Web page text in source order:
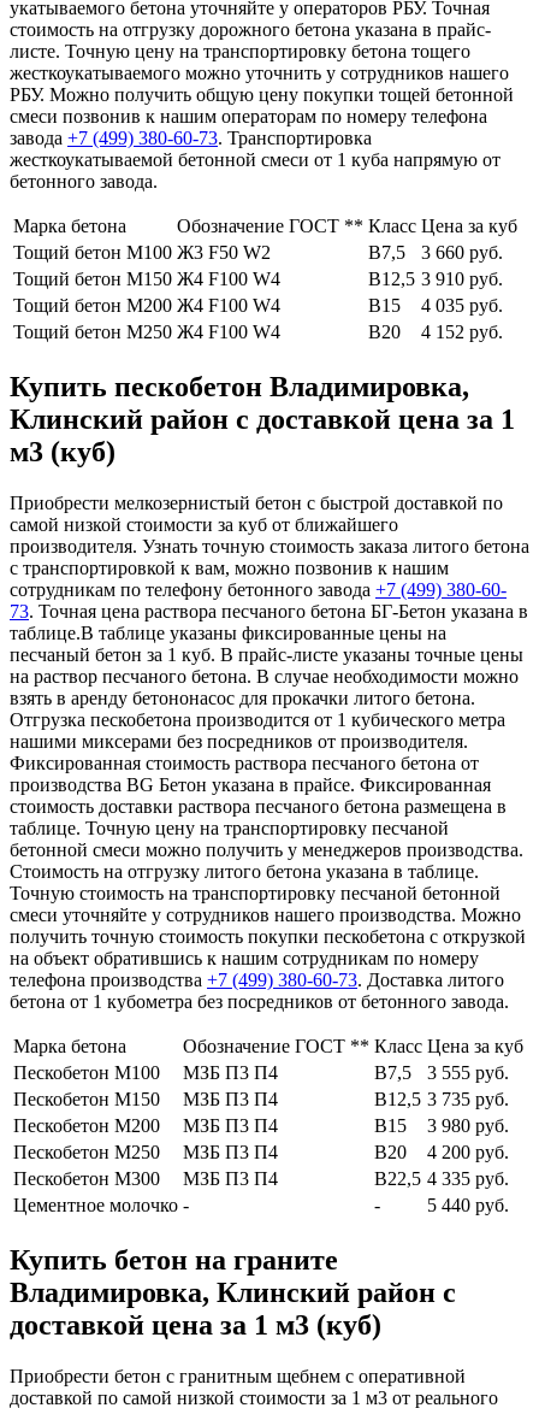
укатываемого бетона уточняйте у операторов РБУ. Точная
стоимость на отгрузку дорожного бетона указана в прайс-
листе. Точную цену на транспортировку бетона тощего
жесткоукатываемого можно уточнить у сотрудников нашего
РБУ. Можно получить общую цену покупки тощей бетонной
смеси позвонив к нашим операторам по номеру телефона
завода +7 (499) 380-60-73. Транспортировка
жесткоукатываемой бетонной смеси от 1 куба напрямую от
бетонного завода.
Марка бетона Обозначение ГОСТ ** Класс Цена за куб
Тощий бетон М100 Ж3 F50 W2 В7,5
3 660 руб.
Тощий бетон М150 Ж4 F100 W4 В12,5 3 910 руб.
Тощий бетон М200 Ж4 F100 W4 В15
4 035 руб.
Тощий бетон М250 Ж4 F100 W4 В20 4 152 руб.
Купить пескобетон Владимировка,
Клинский район с доставкой цена за 1
м3 (куб)
Приобрести мелкозернистый бетон с быстрой доставкой по
самой низкой стоимости за куб от ближайшего
производителя. Узнать точную стоимость заказа литого бетона
с транспортировкой к вам, можно позвонив к нашим
сотрудникам по телефону бетонного завода +7 (499) 380-60-
73. Точная цена раствора песчаного бетона БГ-Бетон указана в
таблице.В таблице указаны фиксированные цены на
песчаный бетон за 1 куб. В прайс-листе указаны точные цены
на раствор песчаного бетона. В случае необходимости можно
взять в аренду бетононасос для прокачки литого бетона.
Отгрузка пескобетона производится от 1 кубического метра
нашими миксерами без посредников от производителя.
Фиксированная стоимость раствора песчаного бетона от
производства BG Бетон указана в прайсе. Фиксированная
стоимость доставки раствора песчаного бетона размещена в
таблице. Точную цену на транспортировку песчаной
бетонной смеси можно получить у менеджеров производства.
Стоимость на отгрузку литого бетона указана в таблице.
Точную стоимость на транспортировку песчаной бетонной
смеси уточняйте у сотрудников нашего производства. Можно
получить точную стоимость покупки пескобетона с открузкой
на объект обратившись к нашим сотрудникам по номеру
телефона производства +7 (499) 380-60-73. Доставка литого
бетона от 1 кубометра без посредников от бетонного завода.
Марка бетона Обозначение ГОСТ ** Класс Цена за куб
Пескобетон М100
МЗБ П3 П4 В7,5
3 555 руб.
Пескобетон М150
МЗБ П3 П4 В12,5 3 735 руб.
Пескобетон М200
МЗБ П3 П4 В15
3 980 руб.
Пескобетон М250
МЗБ П3 П4 В20
4 200 руб.
Пескобетон М300
МЗБ П3 П4 В22,5 4 335 руб.
Цементное молочко - - 5 440 руб.
Купить бетон на граните
Владимировка, Клинский район с
доставкой цена за 1 м3 (куб)
Приобрести бетон с гранитным щебнем с оперативной
доставкой по самой низкой стоимости за 1 м3 от реального